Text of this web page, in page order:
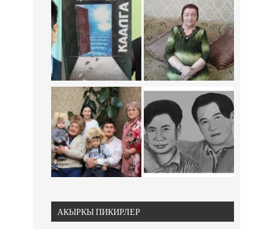
АКЫРКЫ ПИКИРЛЕР